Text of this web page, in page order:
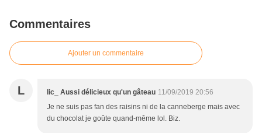
Commentaires
Ajouter un commentaire
L lic_ Aussi délicieux qu'un gâteau 11/09/2019 20:56
Je ne suis pas fan des raisins ni de la canneberge mais avec
du chocolat je goûte quand-même lol. Biz.